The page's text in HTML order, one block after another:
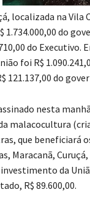
localizada na Vila
1.734.000,00 do
do Executivo.
foi R$
121.137,00 do
nesta
malacocultura
que beneficiará
Maracanã,
da
R$ 89.600,00.